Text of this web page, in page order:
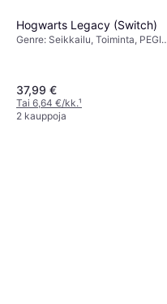
Hogwarts Legacy (Switch)
Genre: Seikkailu, Toiminta, PEGI-
37,99 €
Tai 6,64 €/kk.¹
2 kauppoja